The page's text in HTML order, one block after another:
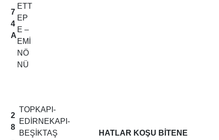
7
4
A
ETT
EP
E –
EMİ
NÖ
NÜ
2
8
TOPKAPI-
EDİRNEKAPI-
BEŞİKTAŞ
HATLAR KOŞU BİTENE